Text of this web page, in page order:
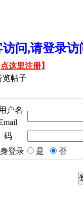
访问,请登录
点这里注册】
览帖子
用户名
码
登录
是 否